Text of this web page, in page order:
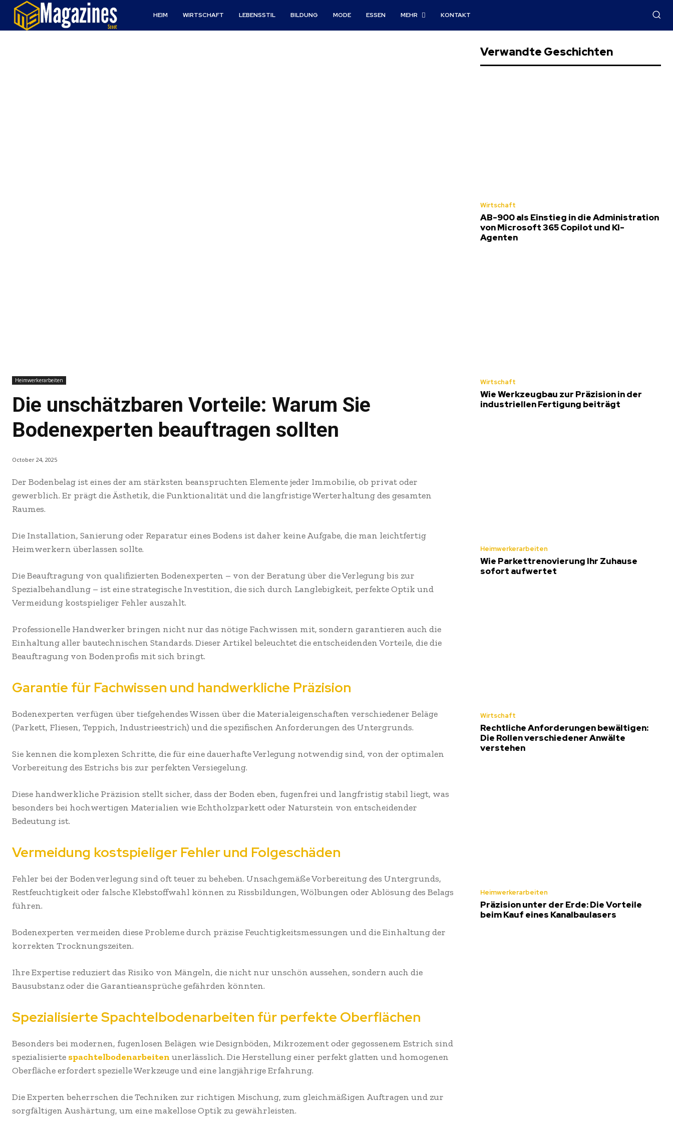
HEIM WIRTSCHAFT LEBENSSTIL BILDUNG MODE ESSEN MEHR KONTAKT
Heimwerkerarbeiten
Die unschätzbaren Vorteile: Warum Sie
Bodenexperten beauftragen sollten
October 24, 2025
Der Bodenbelag ist eines der am stärksten beanspruchten Elemente jeder Immobilie, ob privat oder
gewerblich. Er prägt die Ästhetik, die Funktionalität und die langfristige Werterhaltung des gesamten
Raumes.
Die Installation, Sanierung oder Reparatur eines Bodens ist daher keine Aufgabe, die man leichtfertig
Heimwerkern überlassen sollte.
Die Beauftragung von qualifizierten Bodenexperten – von der Beratung über die Verlegung bis zur
Spezialbehandlung – ist eine strategische Investition, die sich durch Langlebigkeit, perfekte Optik und
Vermeidung kostspieliger Fehler auszahlt.
Professionelle Handwerker bringen nicht nur das nötige Fachwissen mit, sondern garantieren auch die
Einhaltung aller bautechnischen Standards. Dieser Artikel beleuchtet die entscheidenden Vorteile, die die
Beauftragung von Bodenprofis mit sich bringt.
Garantie für Fachwissen und handwerkliche Präzision
Bodenexperten verfügen über tiefgehendes Wissen über die Materialeigenschaften verschiedener Beläge
(Parkett, Fliesen, Teppich, Industrieestrich) und die spezifischen Anforderungen des Untergrunds.
Sie kennen die komplexen Schritte, die für eine dauerhafte Verlegung notwendig sind, von der optimalen
Vorbereitung des Estrichs bis zur perfekten Versiegelung.
Diese handwerkliche Präzision stellt sicher, dass der Boden eben, fugenfrei und langfristig stabil liegt, was
besonders bei hochwertigen Materialien wie Echtholzparkett oder Naturstein von entscheidender
Bedeutung ist.
Vermeidung kostspieliger Fehler und Folgeschäden
Fehler bei der Bodenverlegung sind oft teuer zu beheben. Unsachgemäße Vorbereitung des Untergrunds,
Restfeuchtigkeit oder falsche Klebstoffwahl können zu Rissbildungen, Wölbungen oder Ablösung des Belags
führen.
Bodenexperten vermeiden diese Probleme durch präzise Feuchtigkeitsmessungen und die Einhaltung der
korrekten Trocknungszeiten.
Ihre Expertise reduziert das Risiko von Mängeln, die nicht nur unschön aussehen, sondern auch die
Bausubstanz oder die Garantieansprüche gefährden könnten.
Spezialisierte Spachtelbodenarbeiten für perfekte Oberflächen
Besonders bei modernen, fugenlosen Belägen wie Designböden, Mikrozement oder gegossenem Estrich sind
spezialisierte spachtelbodenarbeiten unerlässlich. Die Herstellung einer perfekt glatten und homogenen
Oberfläche erfordert spezielle Werkzeuge und eine langjährige Erfahrung.
Die Experten beherrschen die Techniken zur richtigen Mischung, zum gleichmäßigen Auftragen und zur
sorgfältigen Aushärtung, um eine makellose Optik zu gewährleisten.
Verwandte Geschichten
Wirtschaft
AB-900 als Einstieg in die Administration
von Microsoft 365 Copilot und KI-
Agenten
Wirtschaft
Wie Werkzeugbau zur Präzision in der
industriellen Fertigung beiträgt
Heimwerkerarbeiten
Wie Parkettrenovierung Ihr Zuhause
sofort aufwertet
Wirtschaft
Rechtliche Anforderungen bewältigen:
Die Rollen verschiedener Anwälte
verstehen
Heimwerkerarbeiten
Präzision unter der Erde: Die Vorteile
beim Kauf eines Kanalbaulasers